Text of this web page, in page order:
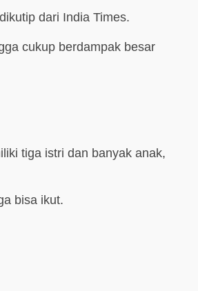
dari India Times.
cukup berdampak besar
tiga istri dan banyak anak,
bisa ikut.